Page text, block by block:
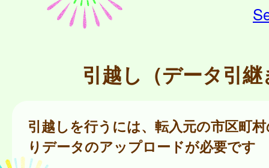
引越し（データ引継
引越しを行うには、転入元の市区町
りデータのアップロードが必要です